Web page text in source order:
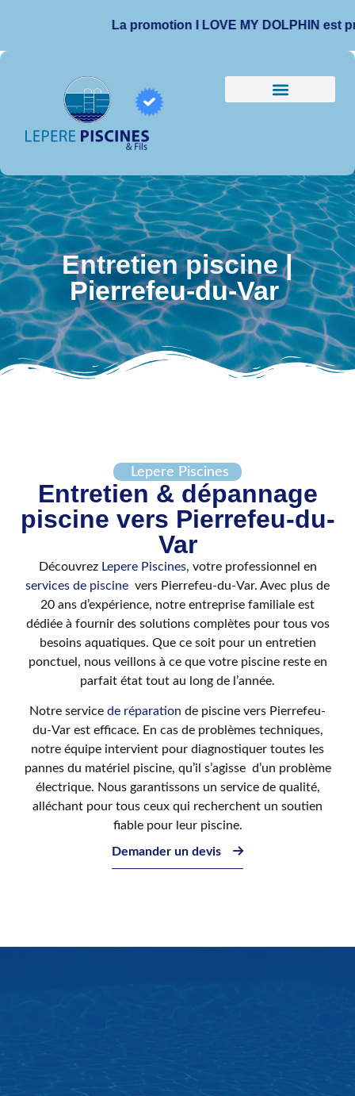
La promotion I LOVE MY DOLPHIN est
Entretien piscine |
Pierrefeu-du-Var
Lepere Piscines
Entretien & dépannage
piscine vers Pierrefeu-du-
Var
Découvrez Lepere Piscines, votre professionnel en
services de piscine vers Pierrefeu-du-Var. Avec plus de
20 ans d’expérience, notre entreprise familiale est
dédiée à fournir des solutions complètes pour tous vos
besoins aquatiques. Que ce soit pour un entretien
ponctuel, nous veillons à ce que votre piscine reste en
parfait état tout au long de l’année.
Notre service de réparation de piscine vers Pierrefeu-
du-Var est efficace. En cas de problèmes techniques,
notre équipe intervient pour diagnostiquer toutes les
pannes du matériel piscine, qu’il s’agisse d’un problème
électrique. Nous garantissons un service de qualité,
alléchant pour tous ceux qui recherchent un soutien
fiable pour leur piscine.
Demander un devis